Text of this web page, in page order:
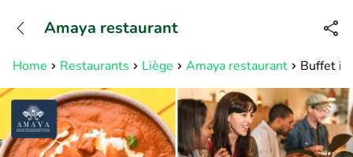
Disponible jusqu'à 23:00 heures
Home Restaurants Liège Amaya restaurant Buffet
Amaya restaurant